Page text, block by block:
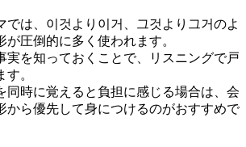
では、이것より이거、그것より그거のよ
が圧倒的に多く使われます。
実を知っておくことで、リスニングで戸
。
同時に覚えると負担に感じる場合は、会
から優先して身につけるのがおすすめで